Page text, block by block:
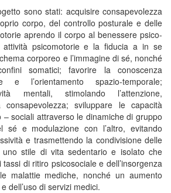
sono stati: acquisire consapevolezza
corpo, del controllo posturale e delle
aprendo il corpo al benessere psico-
attività psicomotorie e la fiducia a in se
corporeo e l’immagine di sé, nonché
somatici; favorire la conoscenza
e l’orientamento spazio-temporale;
mentali, stimolando l’attenzione,
consapevolezza; sviluppare le capacità
– sociali attraverso le dinamiche di gruppo
sé e modulazione con l’altro, evitando
e trasmettendo la condivisione delle
stile di vita sedentario e isolato che
di ritiro psicosociale e dell’insorgenza
malattie mediche, nonché un aumento
dell’uso di servizi medici.